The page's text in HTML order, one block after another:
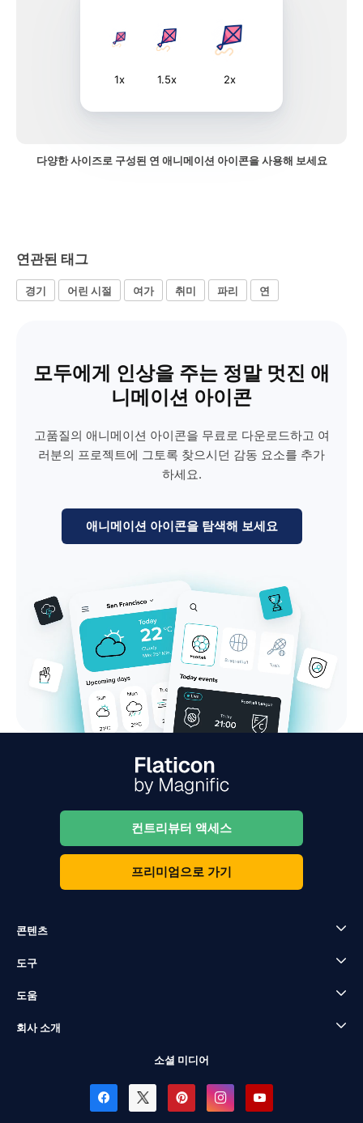
1x 1.5x 2x
다양한 사이즈로 구성된 연 애니메이션 아이콘을 사용해 보세요
연관된 태그
경기 어린 시절 여가 취미 파리 연
모두에게 인상을 주는 정말 멋진 애
니메이션 아이콘
고품질의 애니메이션 아이콘을 무료로 다운로드하고 여
러분의 프로젝트에 그토록 찾으시던 감동 요소를 추가
하세요.
애니메이션 아이콘을 탐색해 보세요
컨트리뷰터 액세스
프리미엄으로 가기
콘텐츠
도구
도움
회사 소개
소셜 미디어